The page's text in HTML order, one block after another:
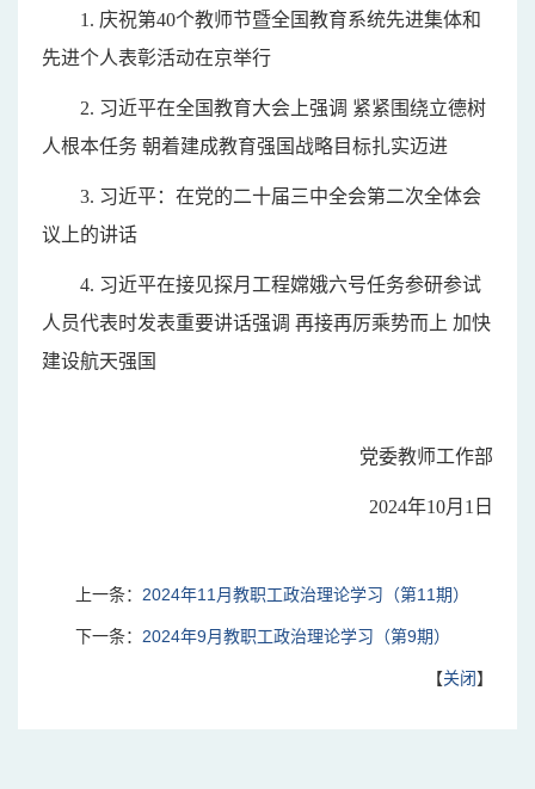
1. 庆祝第40个教师节暨全国教育系统先进集体和
先进个人表彰活动在京举行
2. 习近平在全国教育大会上强调 紧紧围绕立德树
人根本任务 朝着建成教育强国战略目标扎实迈进
3. 习近平：在党的二十届三中全会第二次全体会
议上的讲话
4. 习近平在接见探月工程嫦娥六号任务参研参试
人员代表时发表重要讲话强调 再接再厉乘势而上 加快
建设航天强国
党委教师工作部
2024年10月1日
上一条： 2024年11月教职工政治理论学习（第11期）
下一条： 2024年9月教职工政治理论学习（第9期）
【关闭】